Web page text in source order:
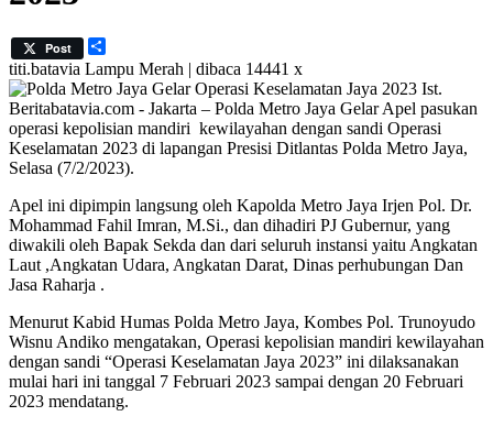
Post
titi.batavia Lampu Merah | dibaca 14441 x
Ist.
Beritabatavia.com - Jakarta – Polda Metro Jaya Gelar Apel pasukan
operasi kepolisian mandiri kewilayahan dengan sandi Operasi
Keselamatan 2023 di lapangan Presisi Ditlantas Polda Metro Jaya,
Selasa (7/2/2023).
Apel ini dipimpin langsung oleh Kapolda Metro Jaya Irjen Pol. Dr.
Mohammad Fahil Imran, M.Si., dan dihadiri PJ Gubernur, yang
diwakili oleh Bapak Sekda dan dari seluruh instansi yaitu Angkatan
Laut ,Angkatan Udara, Angkatan Darat, Dinas perhubungan Dan
Jasa Raharja .
Menurut Kabid Humas Polda Metro Jaya, Kombes Pol. Trunoyudo
Wisnu Andiko mengatakan, Operasi kepolisian mandiri kewilayahan
dengan sandi “Operasi Keselamatan Jaya 2023” ini dilaksanakan
mulai hari ini tanggal 7 Februari 2023 sampai dengan 20 Februari
2023 mendatang.